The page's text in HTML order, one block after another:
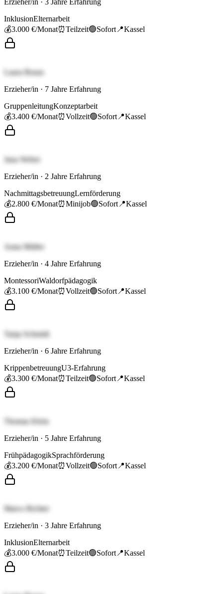
Erzieher/in · 3 Jahre Erfahrung
InklusionElternarbeit
💰3.000 €/Monat⏰Teilzeit🟢Sofort 📍Kassel
Laura Braun
Erzieher/in · 7 Jahre Erfahrung
GruppenleitungKonzeptarbeit
💰3.400 €/Monat⏰Vollzeit🟢Sofort 📍Kassel
Jana Weber
Erzieher/in · 2 Jahre Erfahrung
NachmittagsbetreuungLernförderung
💰2.800 €/Monat⏰Minijob🟢Sofort 📍Kassel
Anna Müller
Erzieher/in · 4 Jahre Erfahrung
MontessoriWaldorfpädagogik
💰3.100 €/Monat⏰Vollzeit🟢Sofort 📍Kassel
Tanja Schmidt
Erzieher/in · 6 Jahre Erfahrung
KrippenbetreuungU3-Erfahrung
💰3.300 €/Monat⏰Teilzeit🟢Sofort 📍Kassel
Thomas Klein
Erzieher/in · 5 Jahre Erfahrung
FrühpädagogikSprachförderung
💰3.200 €/Monat⏰Vollzeit🟢Sofort 📍Kassel
Marco Richter
Erzieher/in · 3 Jahre Erfahrung
InklusionElternarbeit
💰3.000 €/Monat⏰Teilzeit🟢Sofort 📍Kassel